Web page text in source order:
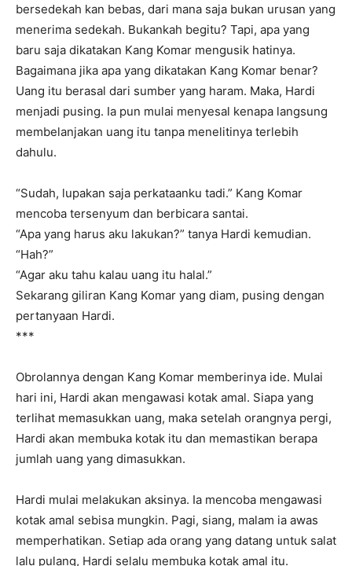
bersedekah kan bebas, dari mana saja bukan urusan yang
menerima sedekah. Bukankah begitu? Tapi, apa yang
baru saja dikatakan Kang Komar mengusik hatinya.
Bagaimana jika apa yang dikatakan Kang Komar benar?
Uang itu berasal dari sumber yang haram. Maka, Hardi
menjadi pusing. Ia pun mulai menyesal kenapa langsung
membelanjakan uang itu tanpa menelitinya terlebih
dahulu.
“Sudah, lupakan saja perkataanku tadi.” Kang Komar
mencoba tersenyum dan berbicara santai.
“Apa yang harus aku lakukan?” tanya Hardi kemudian.
“Hah?”
“Agar aku tahu kalau uang itu halal.”
Sekarang giliran Kang Komar yang diam, pusing dengan
pertanyaan Hardi.
***
Obrolannya dengan Kang Komar memberinya ide. Mulai
hari ini, Hardi akan mengawasi kotak amal. Siapa yang
terlihat memasukkan uang, maka setelah orangnya pergi,
Hardi akan membuka kotak itu dan memastikan berapa
jumlah uang yang dimasukkan.
Hardi mulai melakukan aksinya. Ia mencoba mengawasi
kotak amal sebisa mungkin. Pagi, siang, malam ia awas
memperhatikan. Setiap ada orang yang datang untuk salat
lalu pulang, Hardi selalu membuka kotak amal itu.